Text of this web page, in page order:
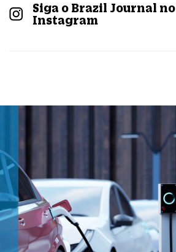
Siga o Brazil Journal no
Instagram